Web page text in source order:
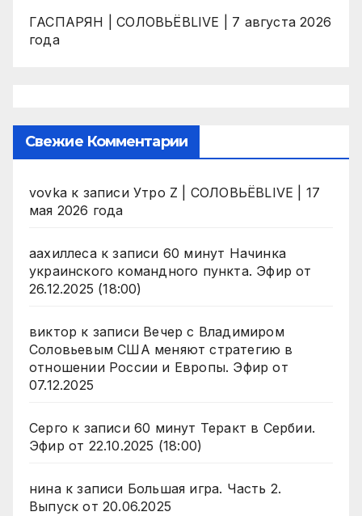
ГАСПАРЯН | СОЛОВЬЁВLIVE | 7 августа 2026
года
Свежие Комментарии
vovka к записи Утро Z | СОЛОВЬЁВLIVE | 17
мая 2026 года
аахиллесак записи 60 минут Начинка
украинского командного пункта. Эфир от
26.12.2025 (18:00)
виктор к записи Вечер с Владимиром
Соловьевым США меняют стратегию в
отношении России и Европы. Эфир от
07.12.2025
Серго к записи 60 минут Теракт в Сербии.
Эфир от 22.10.2025 (18:00)
нинак записи Большая игра. Часть 2.
Выпуск от 20.06.2025